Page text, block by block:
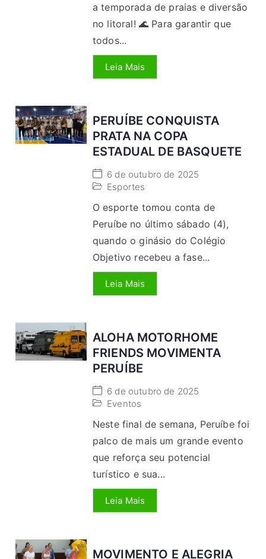
a temporada de praias e diversão
no litoral! 🌊 Para garantir que
todos...
Leia Mais
PERUÍBE CONQUISTA
PRATA NA COPA
ESTADUAL DE BASQUETE
6 de outubro de 2025
Esportes
O esporte tomou conta de
Peruíbe no último sábado (4),
quando o ginásio do Colégio
Objetivo recebeu a fase...
Leia Mais
ALOHA MOTORHOME
FRIENDS MOVIMENTA
PERUÍBE
6 de outubro de 2025
Eventos
Neste final de semana, Peruíbe foi
palco de mais um grande evento
que reforça seu potencial
turístico e sua...
Leia Mais
MOVIMENTO E ALEGRIA